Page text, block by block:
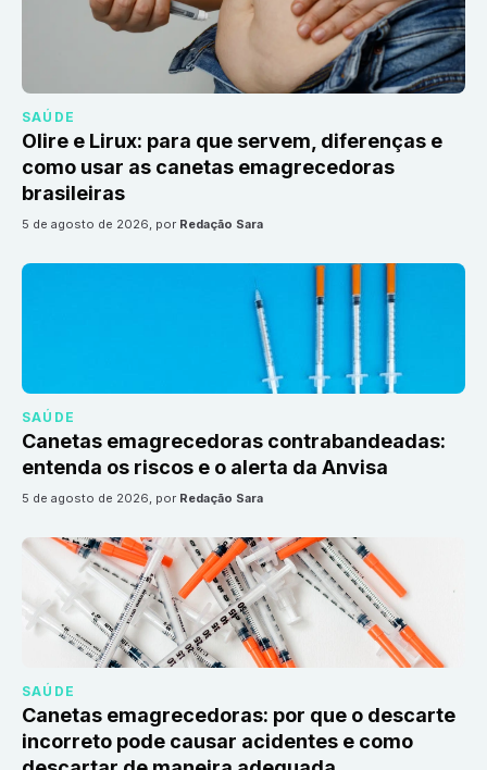
SAÚDE
Olire e Lirux: para que servem, diferenças e
como usar as canetas emagrecedoras
brasileiras
5 de agosto de 2026, por Redação Sara
SAÚDE
Canetas emagrecedoras contrabandeadas:
entenda os riscos e o alerta da Anvisa
5 de agosto de 2026, por Redação Sara
SAÚDE
Canetas emagrecedoras: por que o descarte
incorreto pode causar acidentes e como